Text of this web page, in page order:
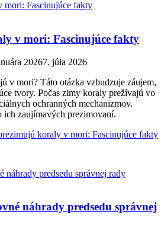
v mori: Fascinujúce fakty
20267. júla 2026
v mori? Táto otázka vzbudzuje záujem,
tvory. Počas zimy koraly prežívajú vo
ochranných mechanizmov.
ich zaujímavých prezimovaní.
koraly v mori: Fascinujúce fakty
náhrady predsedu správnej